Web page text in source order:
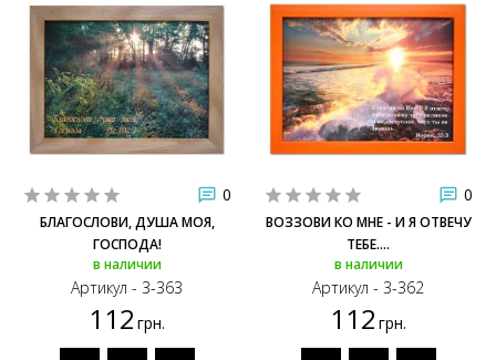
0
БЛАГОСЛОВИ, ДУША МОЯ,
ГОСПОДА!
в наличии
Артикул - 3-363
112 грн.
0
ВОЗЗОВИ КО МНЕ - И Я ОТВЕЧУ
ТЕБЕ....
в наличии
Артикул - 3-362
112 грн.